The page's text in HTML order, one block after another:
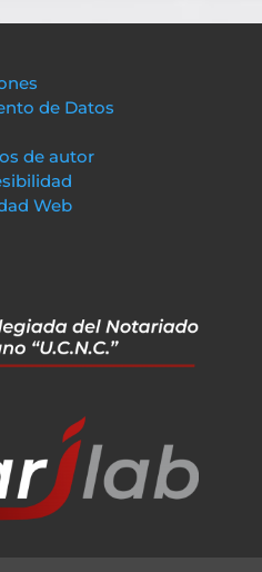
de Datos
de autor
Web